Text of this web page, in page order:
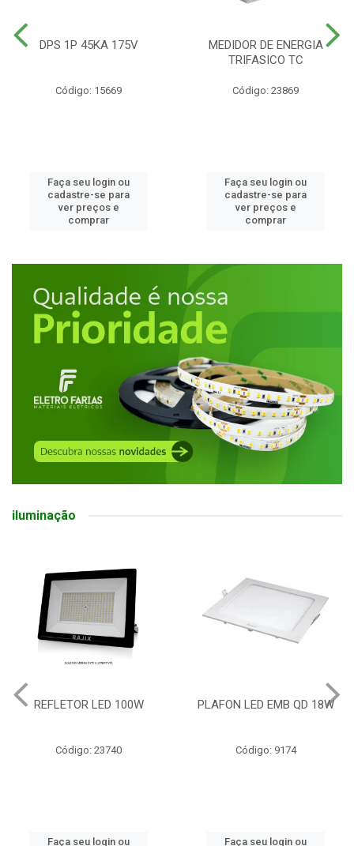
DPS 1P 45KA 175V
Código: 15669
Faça seu login ou
cadastre-se para
ver preços e
comprar
MEDIDOR DE ENERGIA
TRIFASICO TC
Código: 23869
Faça seu login ou
cadastre-se para
ver preços e
comprar
iluminação
REFLETOR LED 100W
Código: 23740
Faça seu login ou
PLAFON LED EMB QD 18W
Código: 9174
Faça seu login ou